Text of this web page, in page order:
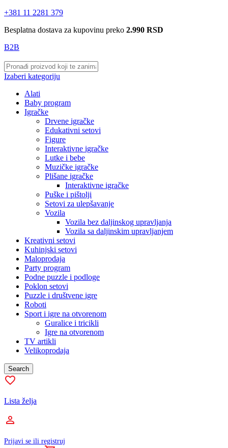
+381 11 2281 379
Besplatna dostava za kupovinu preko 2.990 RSD
B2B
Izaberi kategoriju
Alati
Baby program
Igračke
Drvene igračke
Edukativni setovi
Figure
Interaktivne igračke
Lutke i bebe
Muzičke igračke
Plišane igračke
Interaktivne igračke
Puške i pištolji
Setovi za ulepšavanje
Vozila
Vozila bez daljinskog upravljanja
Vozila sa daljinskim upravljanjem
Kreativni setovi
Kuhinjski setovi
Maloprodaja
Party program
Podne puzzle i podloge
Poklon setovi
Puzzle i društvene igre
Roboti
Sport i igre na otvorenom
Guralice i tricikli
Igre na otvorenom
TV artikli
Velikoprodaja
Search
Lista želja
Prijavi se ili registruj